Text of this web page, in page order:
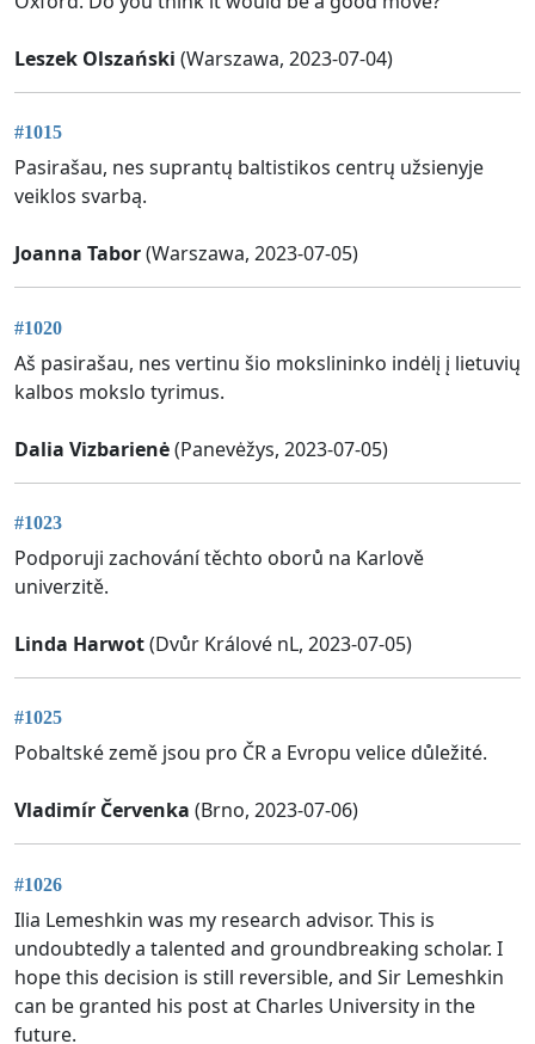
Leszek Olszański (Warszawa, 2023-07-04)
#1015
Pasirašau, nes suprantų baltistikos centrų užsienyje
veiklos svarbą.
Joanna Tabor(Warszawa, 2023-07-05)
#1020
Aš pasirašau, nes vertinu šio mokslininko indėlį į lietuvių
kalbos mokslo tyrimus.
Dalia Vizbarienė(Panevėžys, 2023-07-05)
#1023
Podporuji zachování těchto oborů na Karlově
univerzitě.
Linda Harwot(Dvůr Králové nL, 2023-07-05)
#1025
Pobaltské země jsou pro ČR a Evropu velice důležité.
Vladimír Červenka (Brno, 2023-07-06)
#1026
Ilia Lemeshkin was my research advisor. This is
undoubtedly a talented and groundbreaking scholar. I
hope this decision is still reversible, and Sir Lemeshkin
can be granted his post at Charles University in the
future.